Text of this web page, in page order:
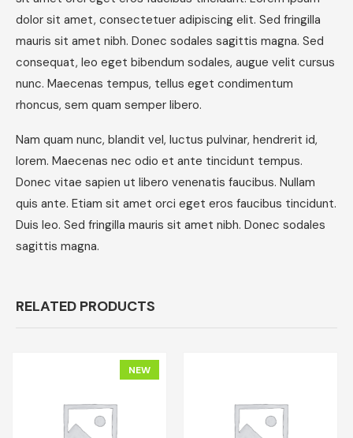
dolor sit amet, consectetuer adipiscing elit. Sed fringilla
mauris sit amet nibh. Donec sodales sagittis magna. Sed
consequat, leo eget bibendum sodales, augue velit cursus
nunc. Maecenas tempus, tellus eget condimentum
rhoncus, sem quam semper libero.
Nam quam nunc, blandit vel, luctus pulvinar, hendrerit id,
lorem. Maecenas nec odio et ante tincidunt tempus.
Donec vitae sapien ut libero venenatis faucibus. Nullam
quis ante. Etiam sit amet orci eget eros faucibus tincidunt.
Duis leo. Sed fringilla mauris sit amet nibh. Donec sodales
sagittis magna.
RELATED PRODUCTS
NEW